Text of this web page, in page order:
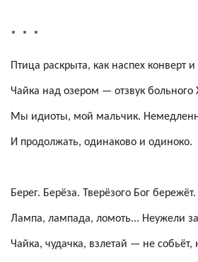
* * *
Птица раскрыта, как наспех конверт и
Чайка над озером — отзвук больного
Мы идиоты, мой мальчик.
И продолжать, одинаково и одиноко.
Берег. Берёза. Тверёзого Бог бережёт.
Лампа, лампада, ломоть... Неужели
Чайка, чудачка, взлетай — не собьёт,